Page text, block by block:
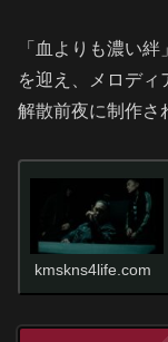
「血よりも濃い
を迎え、メロディ
解散前夜に制作さ
kmskns4life.com